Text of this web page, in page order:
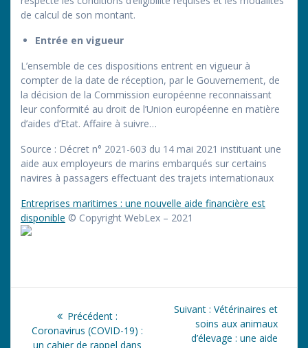
de calcul de son montant.
Entrée en vigueur
L’ensemble de ces dispositions entrent en vigueur à
compter de la date de réception, par le Gouvernement, de
la décision de la Commission européenne reconnaissant
leur conformité au droit de l’Union européenne en matière
d’aides d’Etat. Affaire à suivre…
Source : Décret n° 2021-603 du 14 mai 2021 instituant une
aide aux employeurs de marins embarqués sur certains
navires à passagers effectuant des trajets internationaux
Entreprises maritimes : une nouvelle aide financière est
disponible © Copyright WebLex – 2021
de
Précédent :Article
précédent
:
Coronavirus (COVID-19) :
un cahier de rappel dans
Suivant : Article
suivant
:
Vétérinaires et
soins aux animaux
d’élevage : une aide